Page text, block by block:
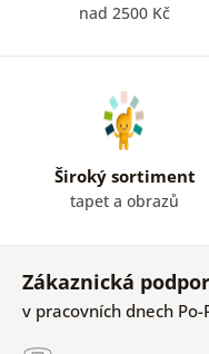
nad 2500 Kč
Široký sortiment
tapet a obrazů
Zákaznická
v pracovních dnech